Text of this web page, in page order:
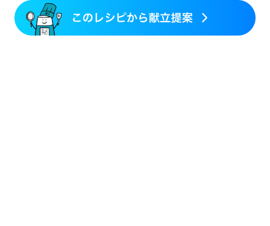
飲み込みにくい
妊婦健診・体重増加が気になる（初期）
妊婦健診・血圧が気になる（初期）